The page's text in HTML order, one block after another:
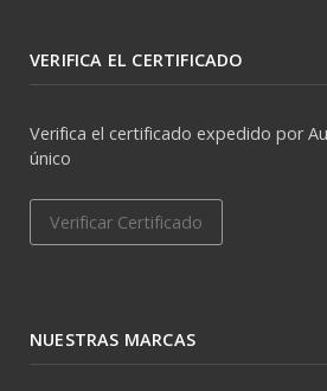
VERIFICA EL CERTIFICADO
Verifica el certificado expedido por
único
Verificar Certificado
NUESTRAS MARCAS